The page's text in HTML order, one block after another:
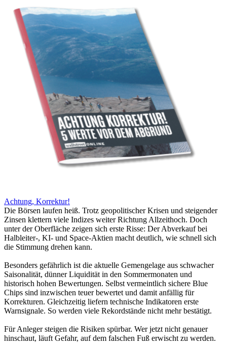
Achtung, Korrektur!
Die Börsen laufen heiß. Trotz geopolitischer Krisen und steigender
Zinsen klettern viele Indizes weiter Richtung Allzeithoch. Doch
unter der Oberfläche zeigen sich erste Risse: Der Abverkauf bei
Halbleiter-, KI- und Space-Aktien macht deutlich, wie schnell sich
die Stimmung drehen kann.
Besonders gefährlich ist die aktuelle Gemengelage aus schwacher
Saisonalität, dünner Liquidität in den Sommermonaten und
historisch hohen Bewertungen. Selbst vermeintlich sichere Blue
Chips sind inzwischen teuer bewertet und damit anfällig für
Korrekturen. Gleichzeitig liefern technische Indikatoren erste
Warnsignale. So werden viele Rekordstände nicht mehr bestätigt.
Für Anleger steigen die Risiken spürbar. Wer jetzt nicht genauer
hinschaut, läuft Gefahr, auf dem falschen Fuß erwischt zu werden.